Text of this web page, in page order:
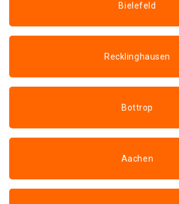
Bielefeld
Recklinghausen
Bottrop
Aachen